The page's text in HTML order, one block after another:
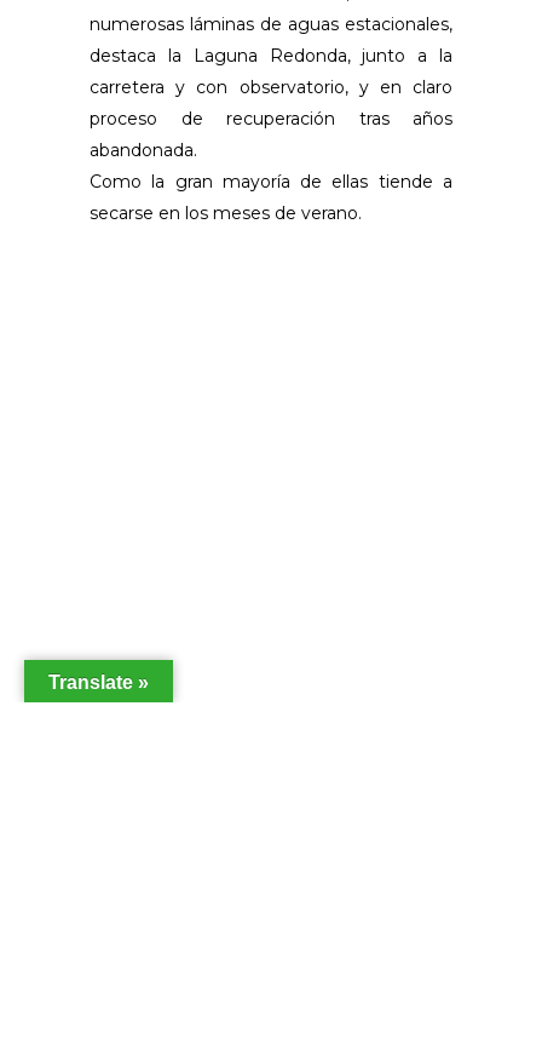
numerosas láminas de aguas estacionales,
destaca la Laguna Redonda, junto a la
carretera y con observatorio, y en claro
proceso de recuperación tras años
abandonada.
Como la gran mayoría de ellas tiende a
secarse en los meses de verano.
Translate »